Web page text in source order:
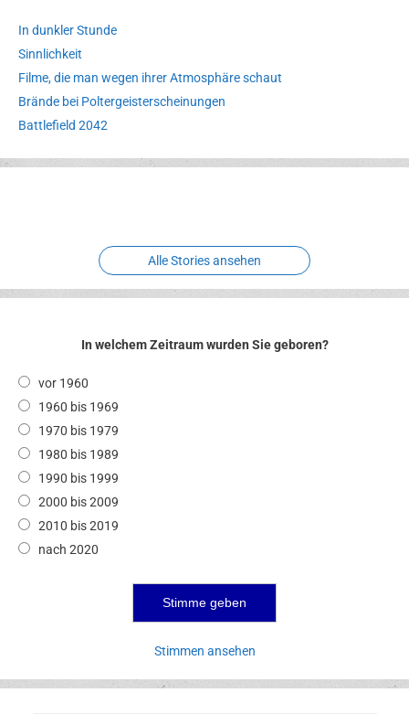
In dunkler Stunde
Sinnlichkeit
Filme, die man wegen ihrer Atmosphäre schaut
Brände bei Poltergeisterscheinungen
Battlefield 2042
Erlebnispark
Verbotene
Alle Stories ansehen
In welchem Zeitraum wurden Sie geboren?
vor 1960
1960 bis 1969
1970 bis 1979
1980 bis 1989
1990 bis 1999
2000 bis 2009
2010 bis 2019
nach 2020
Stimmen ansehen